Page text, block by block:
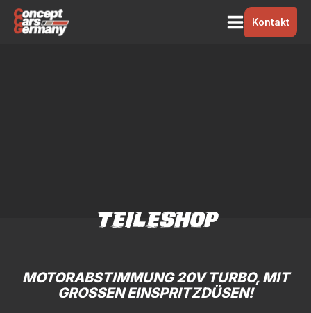
Kontakt
TEILESHOP
MOTORABSTIMMUNG 20V TURBO, MIT
GROSSEN EINSPRITZDÜSEN!